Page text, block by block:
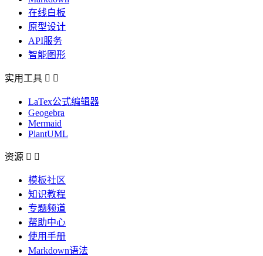
在线白板
原型设计
API服务
智能图形
实用工具  
LaTex公式编辑器
Geogebra
Mermaid
PlantUML
资源  
模板社区
知识教程
专题频道
帮助中心
使用手册
Markdown语法